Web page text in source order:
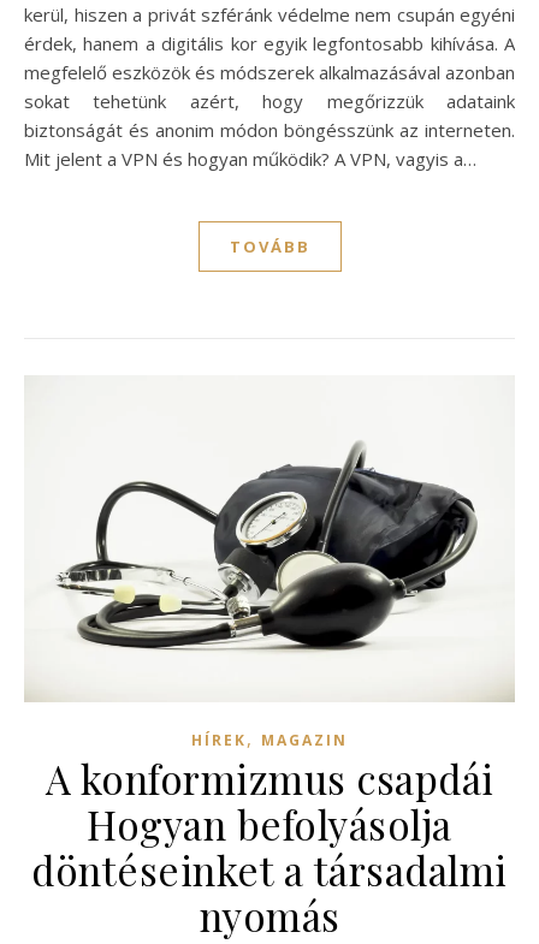
kerül, hiszen a privát szféránk védelme nem csupán egyéni
érdek, hanem a digitális kor egyik legfontosabb kihívása. A
megfelelő eszközök és módszerek alkalmazásával azonban
sokat tehetünk azért, hogy megőrizzük adataink
biztonságát és anonim módon böngésszünk az interneten.
Mit jelent a VPN és hogyan működik? A VPN, vagyis a…
TOVÁBB
HÍREK, MAGAZIN
A konformizmus csapdái
Hogyan befolyásolja
döntéseinket a társadalmi
nyomás